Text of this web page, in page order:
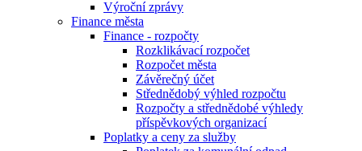
Výroční zprávy
Finance města
Finance - rozpočty
Rozklikávací rozpočet
Rozpočet města
Závěrečný účet
Střednědobý výhled rozpočtu
Rozpočty a střednědobé výhledy
příspěvkových organizací
Poplatky a ceny za služby